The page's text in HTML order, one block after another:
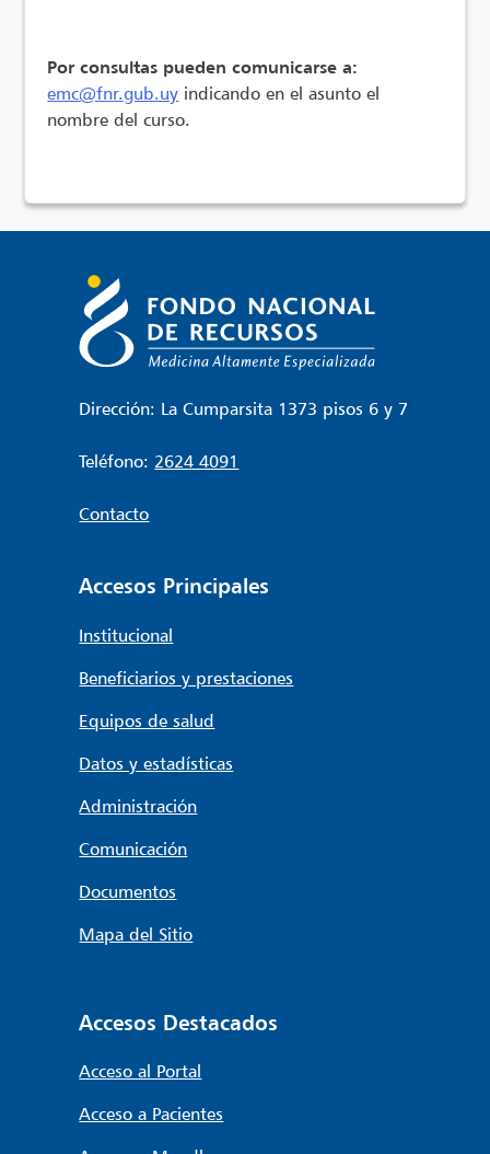
Por consultas pueden comunicarse a:
emc@fnr.gub.uy indicando en el asunto el
nombre del curso.
Dirección: La Cumparsita 1373 pisos 6 y 7
Teléfono: 2624 4091
Contacto
Accesos Principales
Institucional
Beneficiarios y prestaciones
Equipos de salud
Datos y estadísticas
Administración
Comunicación
Documentos
Mapa del Sitio
Accesos Destacados
Acceso al Portal
Acceso a Pacientes